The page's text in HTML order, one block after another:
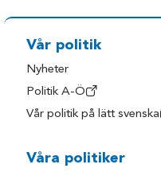
Vår politik
Nyheter
Politik A-Ö
Vår politik på lätt svenska
Våra politiker